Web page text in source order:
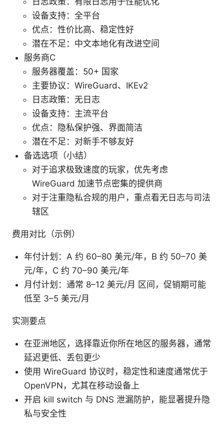
设备支持：全平台
优点：性价比高、稳定性好
潜在不足：中文本地化有改进空间
服务商C
服务器覆盖：50+ 国家
主要协议：WireGuard、IKEv2
日志政策：无日志
设备支持：主流平台
优点：隐私保护强、界面简洁
潜在不足：对新手不够友好
备选选项（小结）
对于追求极致速度的玩家，优先考虑
WireGuard 加速节点密集的提供商
对于注重隐私合规的用户，重点看无日志与司法
辖区
费用对比（示例）
年付计划：A 约 60–80 美元/年，B 约 50–70 美
元/年，C 约 70–90 美元/年
月付计划：通常 8–12 美元/月 区间，促销期可能
低至 3–5 美元/月
实测要点
在亚洲地区，选择靠近你所在地区的服务器，通常
延迟更低、丢包更少
使用 WireGuard 协议时，稳定性和速度通常优于
OpenVPN，尤其在移动设备上
开启 kill switch 与 DNS 泄漏防护，能显著提升隐
私与安全性